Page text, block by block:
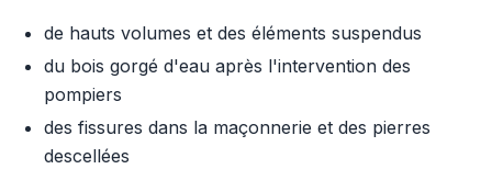
de hauts volumes et des éléments suspendus
du bois gorgé d'eau après l'intervention des
pompiers
des fissures dans la maçonnerie et des pierres
descellées